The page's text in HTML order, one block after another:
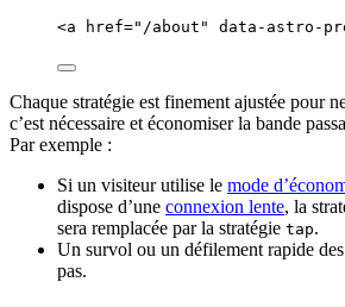
<a href=" /about " data-astro-
Chaque stratégie est finement ajustée pour
c’est nécessaire et économiser la bande
Par exemple :
Si un visiteur utilise le mode
dispose d’une connexion lente, la
sera remplacée par la stratégie tap.
Un survol ou un défilement rapide
pas.